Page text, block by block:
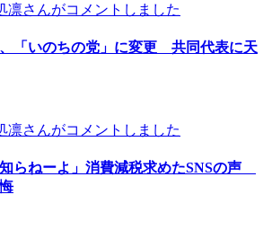
凛さんがコメントしました
「いのちの党」に変更 共同代表に天
凛さんがコメントしました
知らねーよ」消費減税求めたSNSの声